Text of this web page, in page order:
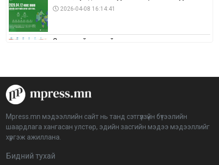
2026-04-08 16:14:41
Сонгуулийн хуулийн зөрчил, шалгах,
аймагт үргэлжилж байна
BTS-ийн тоглолтыг Netflix дэлхий даяар шууд
дамжуулна
Mpress.mn мэдээллийн сайт нь танд сэтгүүлзүйн бүтээлийн
шаардлага хангасан улстөр, эдийн засгийн мэдээ мэдээллийг
хүргэж ажиллана.
Бидний тухай